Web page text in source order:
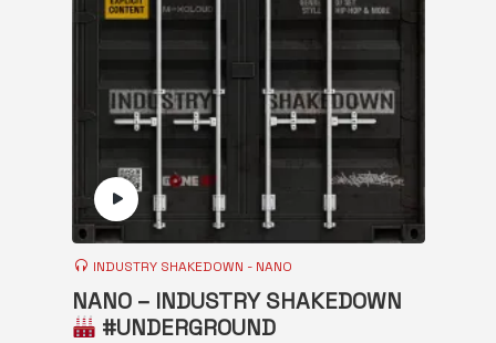
INDUSTRY SHAKEDOWN - NANO
NANO – INDUSTRY SHAKEDOWN
#UNDERGROUND